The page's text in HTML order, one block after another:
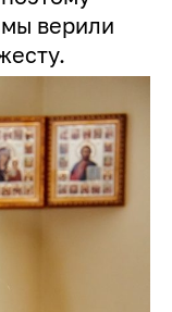
верили